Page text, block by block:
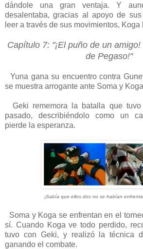
dándole una gran ventaja. Y
desalentaba, gracias al apoyo de
leer a través de sus movimientos, Koga
Capítulo 7: "¡El puño de un
de Pegaso!"
Yuna gana su encuentro contra
se muestra arrogante ante Soma y
Geki rememora la batalla que
pasado, describiéndolo como un
pierde la esperanza.
¡Sabía que ellos dos no se habían
Soma y Koga se enfrentan en el
sí. Cuando Koga ve todo perdido,
tuvo con Geki, y realizó la técnica
ganando el combate.